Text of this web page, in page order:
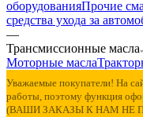
оборудованияПрочие
средства ухода за
—
Трансмиссионные масла
Моторные масла
Уважаемые покупатели! На
работы, поэтому функция
(ВАШИ ЗАКАЗЫ К НАМ НЕ